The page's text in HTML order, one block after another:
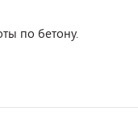
по бетону.